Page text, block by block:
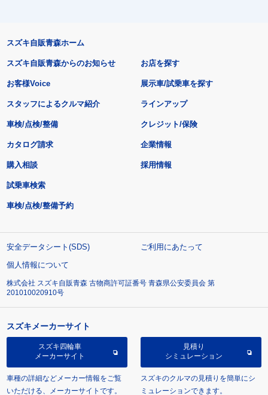
スズキ自販青森ホーム
スズキ自販青森からのお知らせ
お客様Voice
スタッフによるクルマ紹介
お店を探す
展示車/試乗車を探す
ラインアップ
車検/点検/整備 クレジット/保険
カタログ請求
購入相談
試乗車検索
車検/点検/整備予約
企業情報
採用情報
安全データシート(SDS)
ご利用にあたって
個人情報について
株式会社 スズキ自販青森 古物商許可証番号 青森県公安委員会 第
201010020910号
スズキメーカーサイト
スズキ四輪車
メーカーサイト
車種の詳細などメーカー情報をご覧
いただける、メーカーサイトです。
見積り
シミュレーション
スズキのクルマの見積りを簡単にシ
ミュレーションできます。